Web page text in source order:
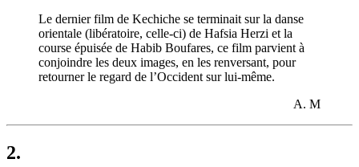
Le dernier film de Kechiche se terminait sur la danse
orientale (libératoire, celle-ci) de Hafsia Herzi et la
course épuisée de Habib Boufares, ce film parvient à
conjoindre les deux images, en les renversant, pour
retourner le regard de l’Occident sur lui-même.
A. M
2.